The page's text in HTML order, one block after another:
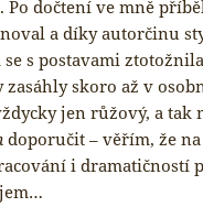
Po dočtení ve mně
a díky autorčinu
s postavami
zasáhly skoro až v
jen růžový, a tak
doporučit – věřím, že na
i dramatičností